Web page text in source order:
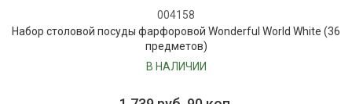
004158
Набор столовой посуды фарфоровой Wonderful World White (36
предметов)
В НАЛИЧИИ